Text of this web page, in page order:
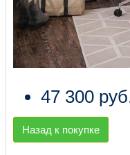
47 300
Назад к покупке